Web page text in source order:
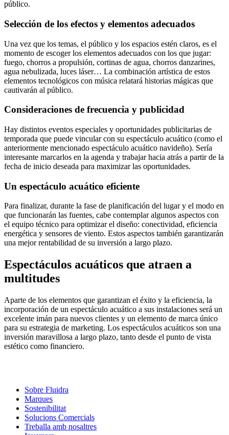
público.
Selección de los efectos y elementos adecuados
Una vez que los temas, el público y los espacios estén claros, es el
momento de escoger los elementos adecuados con los que jugar:
fuego, chorros a propulsión, cortinas de agua, chorros danzarines,
agua nebulizada, luces láser… La combinación artística de estos
elementos tecnológicos con música relatará historias mágicas que
cautivarán al público.
Consideraciones de frecuencia y publicidad
Hay distintos eventos especiales y oportunidades publicitarias de
temporada que puede vincular con su espectáculo acuático (como el
anteriormente mencionado espectáculo acuático navideño). Sería
interesante marcarlos en la agenda y trabajar hacia atrás a partir de la
fecha de inicio deseada para maximizar las oportunidades.
Un espectáculo acuático eficiente
Para finalizar, durante la fase de planificación del lugar y el modo en
que funcionarán las fuentes, cabe contemplar algunos aspectos con
el equipo técnico para optimizar el diseño: conectividad, eficiencia
energética y sensores de viento. Estos aspectos también garantizarán
una mejor rentabilidad de su inversión a largo plazo.
Espectáculos acuáticos que atraen a
multitudes
Aparte de los elementos que garantizan el éxito y la eficiencia, la
incorporación de un espectáculo acuático a sus instalaciones será un
excelente imán para nuevos clientes y un elemento de marca único
para su estrategia de marketing. Los espectáculos acuáticos son una
inversión maravillosa a largo plazo, tanto desde el punto de vista
estético como financiero.
Sobre Fluidra
Marques
Sostenibilitat
Solucions Comercials
Treballa amb nosaltres